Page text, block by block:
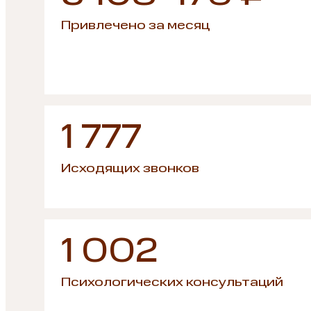
Привлечено за месяц
1 777
Исходящих звонков
1 002
Психологических консультаций